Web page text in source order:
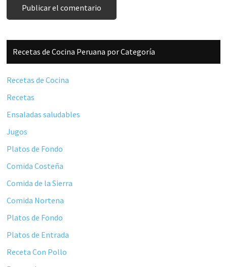
Barra
lateral
principal
Recetas de Cocina Peruana por Categoría
Recetas de Cocina
Recetas
Ensaladas saludables
Jugos
Platos de Fondo
Comida Costeña
Comida de la Sierra
Comida Nortena
Platos de Fondo
Platos de Entrada
Receta Con Pollo